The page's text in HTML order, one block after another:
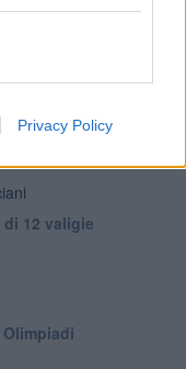
Privacy Policy
iscriviti alla
posta.
12 valigie